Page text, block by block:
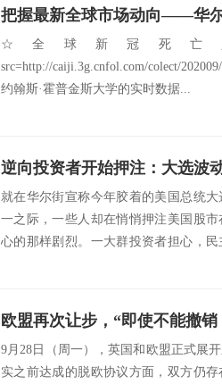
把握最新全球市场动向——华
☆全球新冠死亡
src=http://caiji.3g.cnfol.com/colect/
约翰斯·霍普金斯大学的实时数据...
就在华尔街宣称今年胶着的美国总统
一之际，一些人却在悄悄押注美国股
心的那样剧烈。一大群投资者担心，
9月28日（周一），英国和欧盟正式展
实之前达成的脱欧协议方面，双方仍